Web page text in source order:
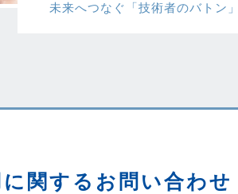
未来へつなぐ「技術者のバトン
関するお問い合わせ